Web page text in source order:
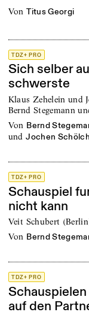
von Titus Georgi
TDZ+ PRO
Sich selber
schwerste
Klaus Zehelein und
Bernd Stegemann
von Bernd
und Jochen Schölch
TDZ+ PRO
Schauspiel
nicht kann
Veit Schubert
von Bernd
TDZ+ PRO
auf den